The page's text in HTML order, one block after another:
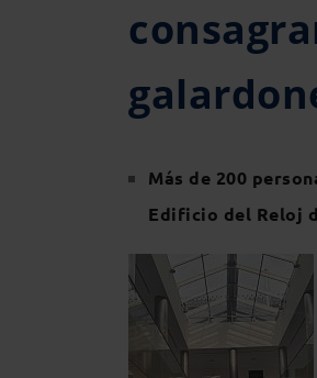
Más de 200
Edificio del Reloj